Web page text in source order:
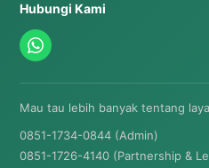
Hubungi Kami
Mau tau lebih banyak tentang
0851-1734-0844 (Admin)
0851-1726-4140 (Partnership &